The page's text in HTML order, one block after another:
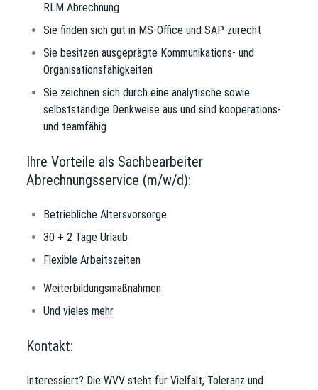
RLM Abrechnung
Sie finden sich gut in MS-Office und SAP zurecht
Sie besitzen ausgeprägte Kommunikations- und
Organisationsfähigkeiten
Sie zeichnen sich durch eine analytische sowie
selbstständige Denkweise aus und sind kooperations-
und teamfähig
Ihre Vorteile als Sachbearbeiter
Abrechnungsservice (m/w/d):
Betriebliche Altersvorsorge
30 + 2 Tage Urlaub
Flexible Arbeitszeiten
Weiterbildungsmaßnahmen
Und vielesmehr
Kontakt:
Interessiert? Die WVV steht für Vielfalt, Toleranz und